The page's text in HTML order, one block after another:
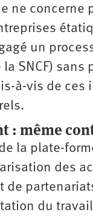
ne concerne
un
la SNCF)
à-vis de ces
: même
la plate-
des
de
du